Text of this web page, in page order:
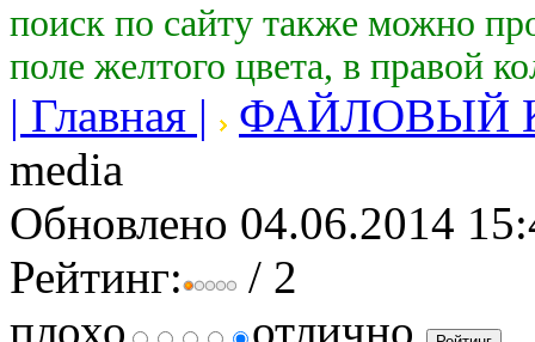
поиск по сайту также можно
поле желтого цвета, в правой
| Главная |
ФАЙЛОВЫЙ
media
Обновлено 04.06.2014
Рейтинг:
/ 2
плохо
отлично